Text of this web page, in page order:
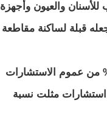
والعيون وأجهزة
ساعة وطيلة الأسبوع ما جعله قبلة لساكنة مقاطعة
ولد محمد الباقر بأن الاستشارات النسائية في مستشفى النور تمثل نسبة 11% من عموم الاستشارات
النسائية في الوطن، إضافة لوصول الاستشارات العامة طيلة العام المنصرم 357.280 استشارات مثلت نسبة